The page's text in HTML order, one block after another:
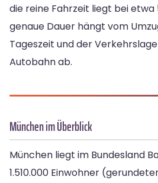
die reine Fahrzeit liegt bei etwa
genaue Dauer hängt vom
Tageszeit und der
Autobahn ab.
München im Überblick
München liegt im Bundesland
1.510.000 Einwohner